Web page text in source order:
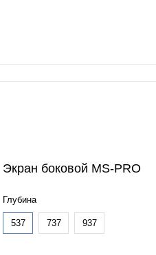
Экран боковой MS-PRO
Глубина
537 737 937